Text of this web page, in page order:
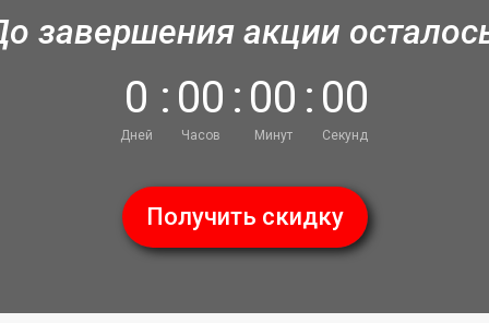
завершения акции
0
Дней
: 00
Часов
: 00
Минут
: 00
Секунд
Получить скидку